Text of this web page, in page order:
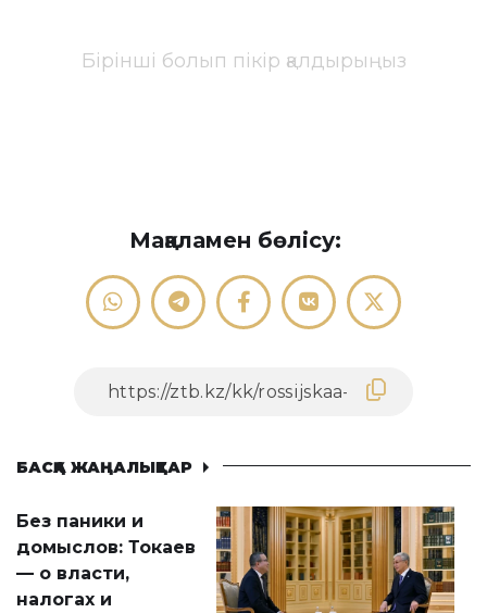
Бірінші болып пікір қалдырыңыз
Мақаламен бөлісу:
БАСҚА ЖАҢАЛЫҚТАР
Без паники и
домыслов: Токаев
— о власти,
налогах и